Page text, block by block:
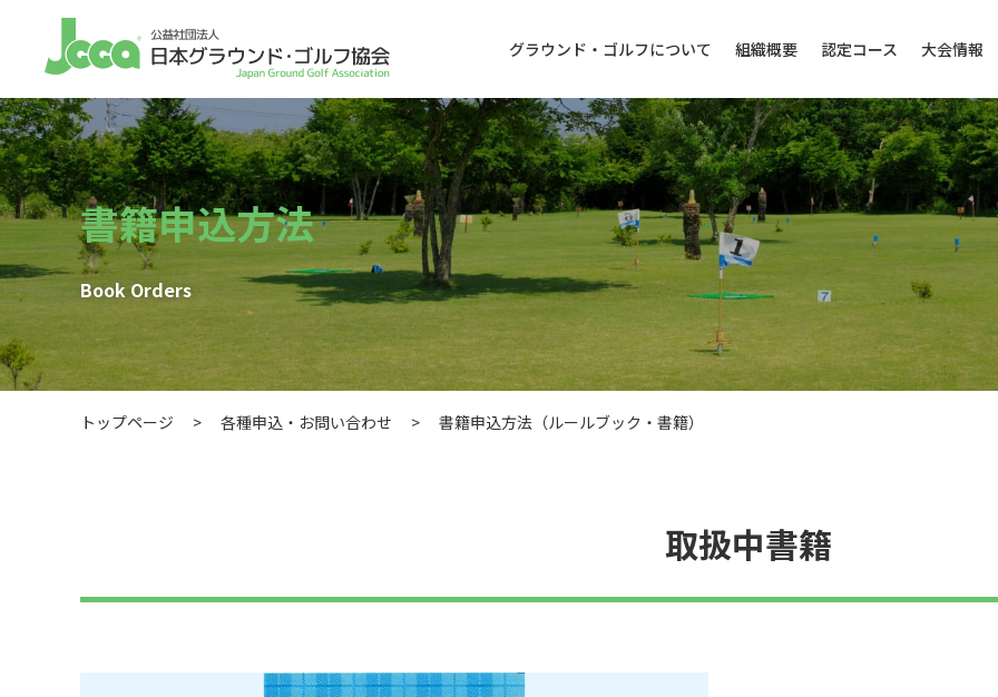
グラウンド・ゴルフについて 組織概要 認定コース 大会情報
書籍申込方法
Book Orders
トップページ > 各種申込・お問い合わせ > 書籍申込方法（ルールブック・書籍）
取扱中書籍